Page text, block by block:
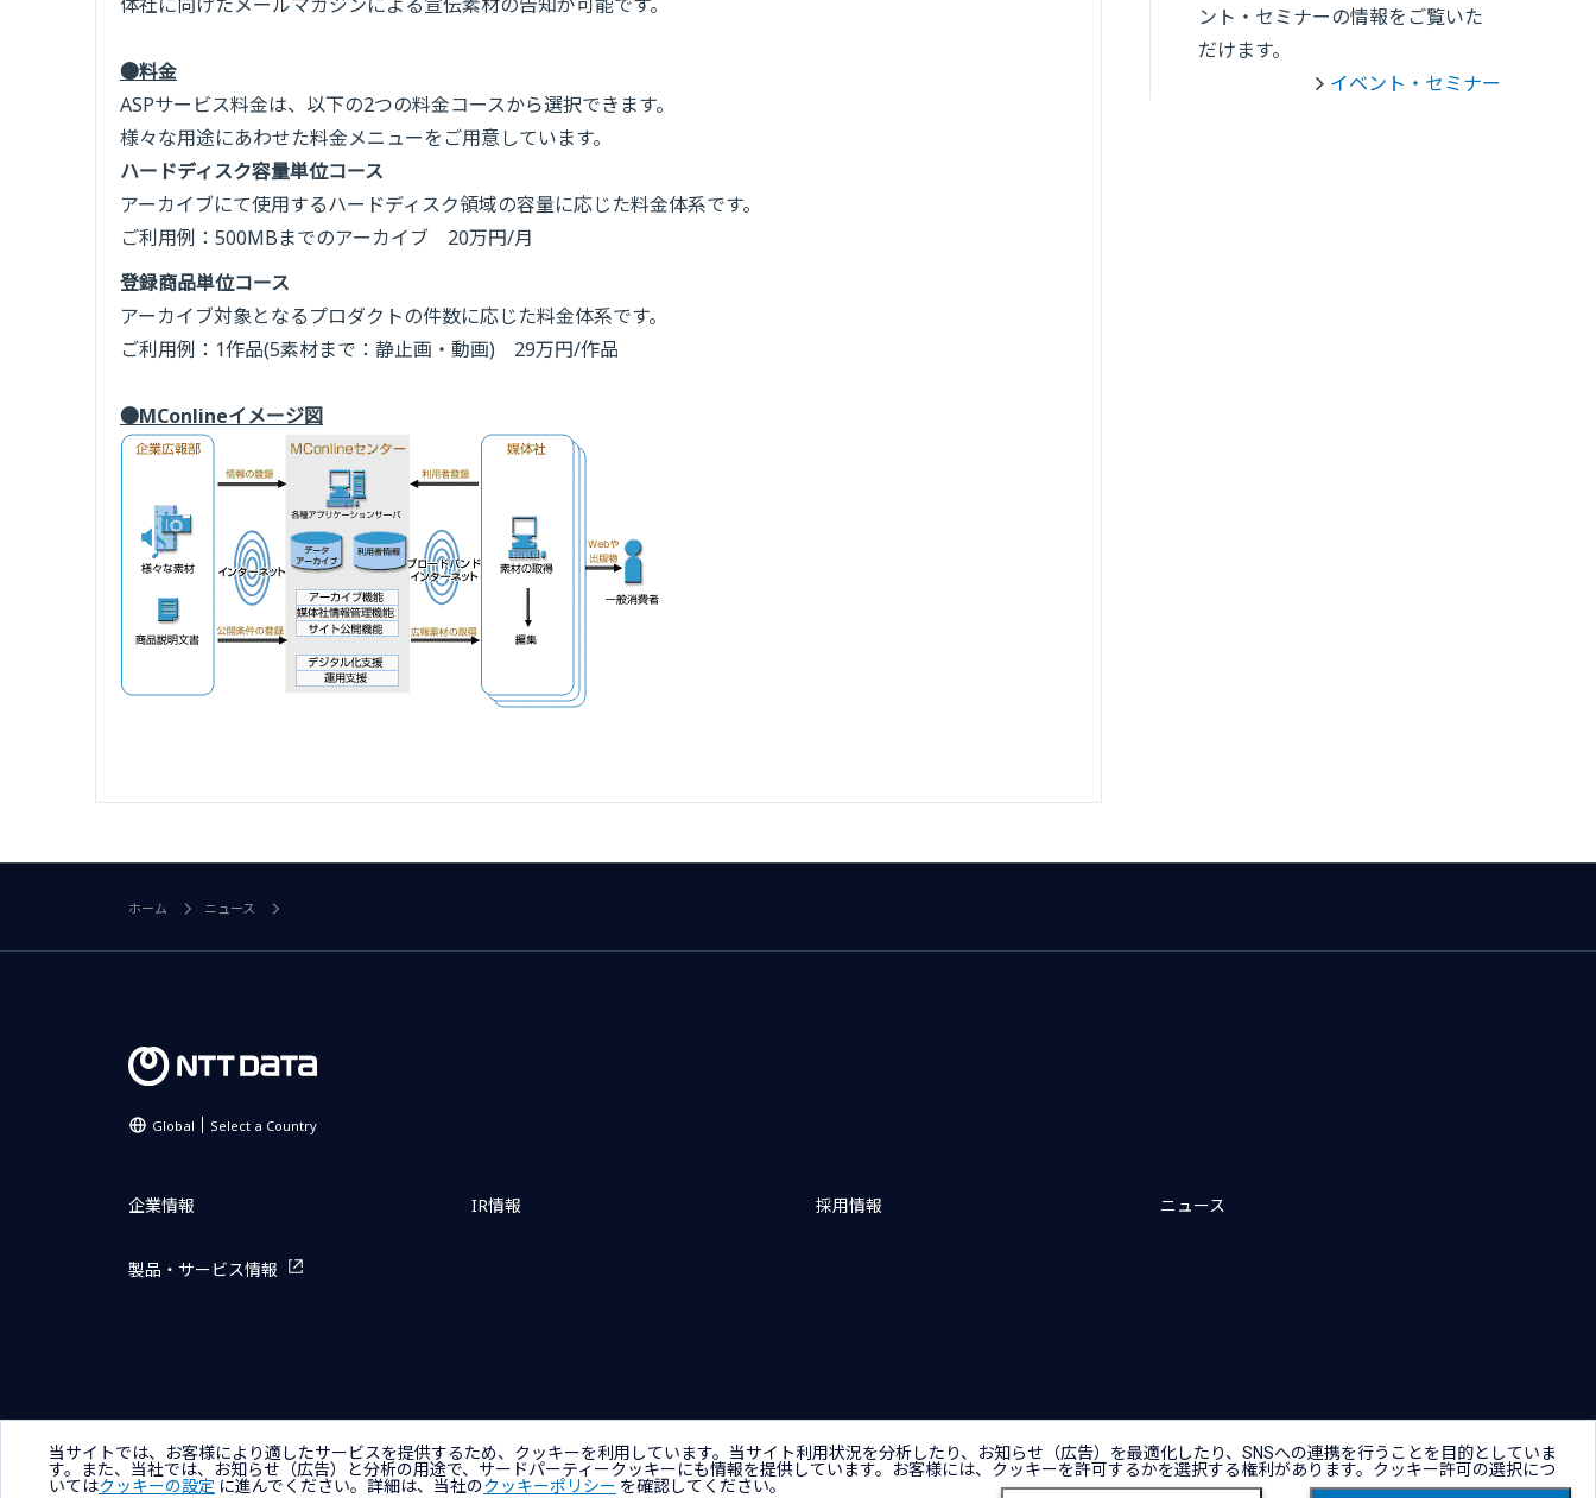
●料金
ASPサービス料金は、以下の2つの料金コースから選択できます。
様々な用途にあわせた料金メニューをご用意しています。
ハードディスク容量単位コース
アーカイブにて使用するハードディスク領域の容量に応じた料金体系です。
ご利用例：500MBまでのアーカイブ 20万円/月
登録商品単位コース
アーカイブ対象となるプロダクトの件数に応じた料金体系です。
ご利用例：1作品(5素材まで：静止画・動画) 29万円/作品
●MConlineイメージ図
ント・セミナーの情報をご覧いた
だけます。
イベント・セミナー
ホーム ニュース
Global Select a Country
企業情報 IR情報 採用情報 ニュース
製品・サービス情報
Copyright © NTT DATA Group Corporation
当サイトでは、お客様により適したサービスを提供するため、クッキーを利用しています。当サイト利用状況を分析したり、お知らせ（広告）を最適化したり、SNSへの連携を行うことを目的としていま
す。また、当社では、お知らせ（広告）と分析の用途で、サードパーティークッキーにも情報を提供しています。お客様には、クッキーを許可するかを選択する権利があります。クッキー許可の選択につ
いてはクッキーの設定 に進んでください。詳細は、当社のクッキーポリシー を確認してください。